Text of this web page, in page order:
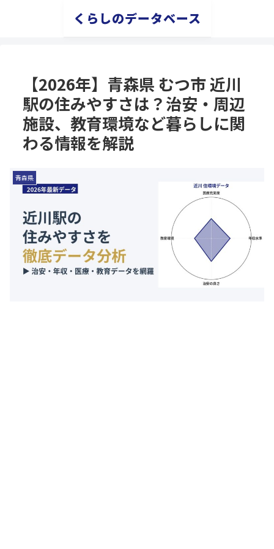
くらしのデータベース
【2026年】青森県 むつ市 近川
駅の住みやすさは？治安・周辺
施設、教育環境など暮らしに関
わる情報を解説
青森県